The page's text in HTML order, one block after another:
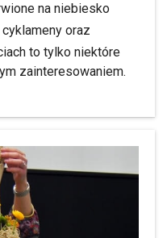
na niebiesko
oraz
to tylko niektóre
zainteresowaniem.